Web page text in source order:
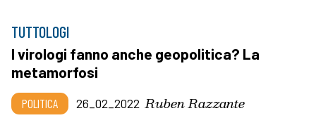
TUTTOLOGI
I virologi fanno anche geopolitica? La
metamorfosi
POLITICA 26_02_2022 Ruben Razzante